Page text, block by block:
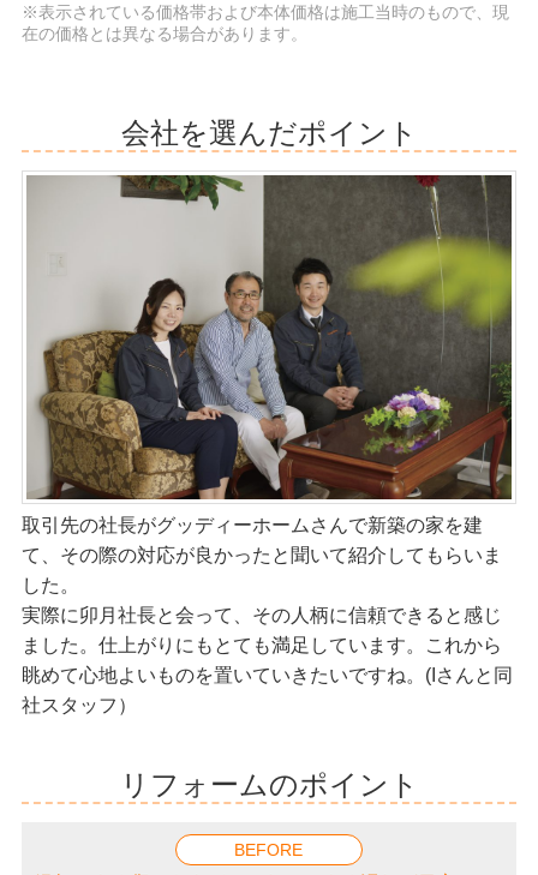
※表示されている価格帯および本体価格は施工当時のもので、現
在の価格とは異なる場合があります。
会社を選んだポイント
取引先の社長がグッディーホームさんで新築の家を建
て、その際の対応が良かったと聞いて紹介してもらいま
した。
実際に卯月社長と会って、その人柄に信頼できると感じ
ました。仕上がりにもとても満足しています。これから
眺めて心地よいものを置いていきたいですね。(Iさんと同
社スタッフ）
リフォームのポイント
BEFORE